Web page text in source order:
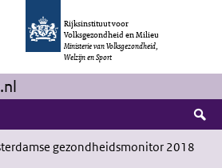
gaan
Rijksinstituut voor
Volksgezondheid en Milieu
Ministerie van Volksgezondheid,
Welzijn en Sport
gezondheidsmonitor 2018